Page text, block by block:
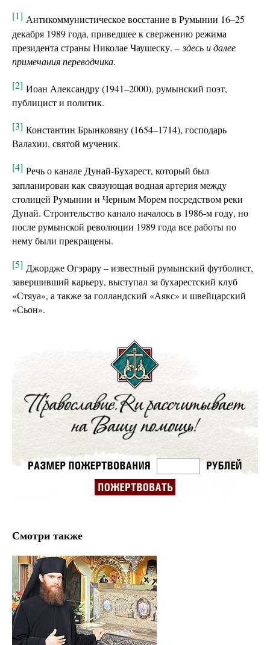
[1] Антикоммунистическое восстание в Румынии 16–25
декабря 1989 года, приведшее к свержению режима
президента страны Николае Чаушеску. –здесь и далее
примечания переводчика.
[2] Иоан Александру (1941–2000), румынский поэт,
публицист и политик.
[3] Константин Брынковяну (1654–1714), господарь
Валахии, святой мученик.
[4] Речь о канале Дунай-Бухарест, который был
запланирован как связующая водная артерия между
столицей Румынии и Черным Морем посредством реки
Дунай. Строительство канало началось в 1986-м году, но
после румынской революции 1989 года все работы по
нему были прекращены.
[5] Джордже Огэрару – известный румынский футболист,
завершивший карьеру, выступал за бухарестский клуб
«Стяуа», а также за голландский «Аякс» и швейцарский
«Сьон».
Смотри также